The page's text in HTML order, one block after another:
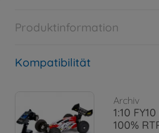
Produktinformation
Kompatibilität
Archiv
1:10
100%